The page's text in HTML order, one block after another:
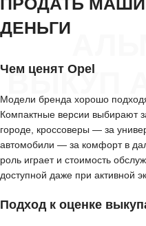
ВЫКУП
ДЕНЬГИ
Чем ценят Opel
Модели бренда хорошо
Компактные версии выбирают
городе, кроссоверы — за
автомобили — за комфорт в
роль играет и стоимость
доступной даже при активной
Подход к оценке